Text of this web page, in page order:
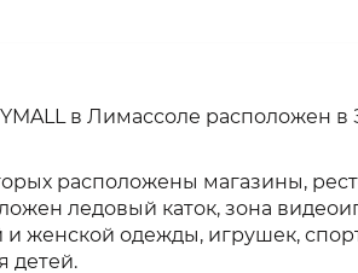
в Лимассоле расположен в
расположены магазины,
ледовый каток, зона
женской одежды, игрушек,
детей.